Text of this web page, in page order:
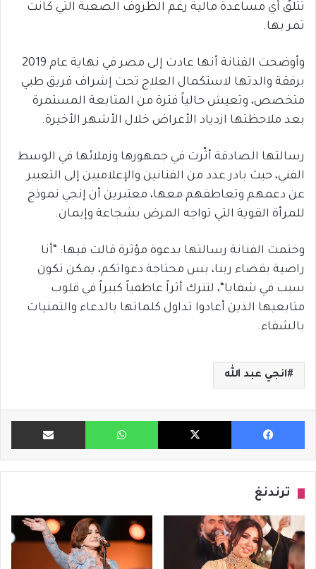
تتلقَّ أي مساعدة مالية رغم الظروف الصعبة التي كانت
تمر بها.
وأوضحت الفنانة أنها عادت إلى مصر في نهاية عام 2019
برفقة والدتها لاستكمال العلاج تحت إشراف فريق طبي
متخصص، وتعيش حالياً فترة من المتابعة المستمرة
بعد ملاحظتها ازدياد الأعراض خلال الأشهر الأخيرة.
رسالتها الصادقة أثّرت في جمهورها وزملائها في الوسط
الفني، حيث بادر عدد من الفنانين والإعلاميين إلى التعبير
عن دعمهم وتعاطفهم معها، معتبرين أن إنجي نموذج
للمرأة القوية التي تواجه المرض بشجاعة وإيمان.
وختمت الفنانة رسالتها بدعوة مؤثرة قالت فيها: “أنا
راضية بقضاء ربنا، بس محتاجة دعواتكم، يمكن تكون
سبب في شفايا“، لتترك أثراً عاطفياً كبيراً في قلوب
متابعيها الذين أعادوا تداول كلماتها بالدعاء والتمنيات
بالشفاء.
انجي عبد الله
فيسبوك X واتساب مشاركة
ترندنغ